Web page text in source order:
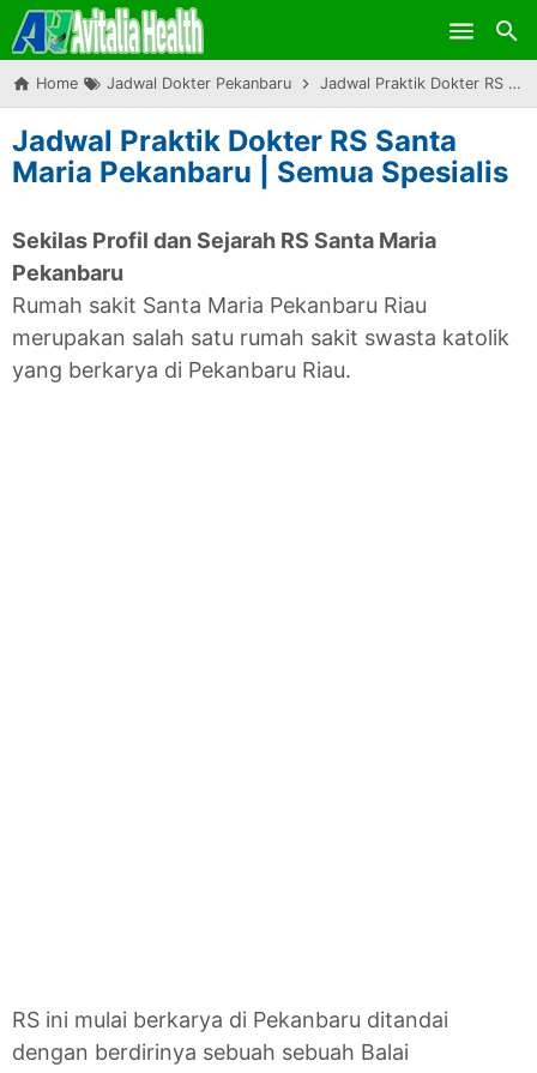
Skip to main content
Home Jadwal Dokter Pekanbaru Jadwal Praktik Dokter RS Santa Maria Pekanbaru | Semua Spesialis
Jadwal Praktik Dokter RS Santa
Maria Pekanbaru | Semua Spesialis
Sekilas Profil dan Sejarah RS Santa Maria
Pekanbaru
Rumah sakit Santa Maria Pekanbaru Riau
merupakan salah satu rumah sakit swasta katolik
yang berkarya di Pekanbaru Riau.
RS ini mulai berkarya di Pekanbaru ditandai
dengan berdirinya sebuah sebuah Balai